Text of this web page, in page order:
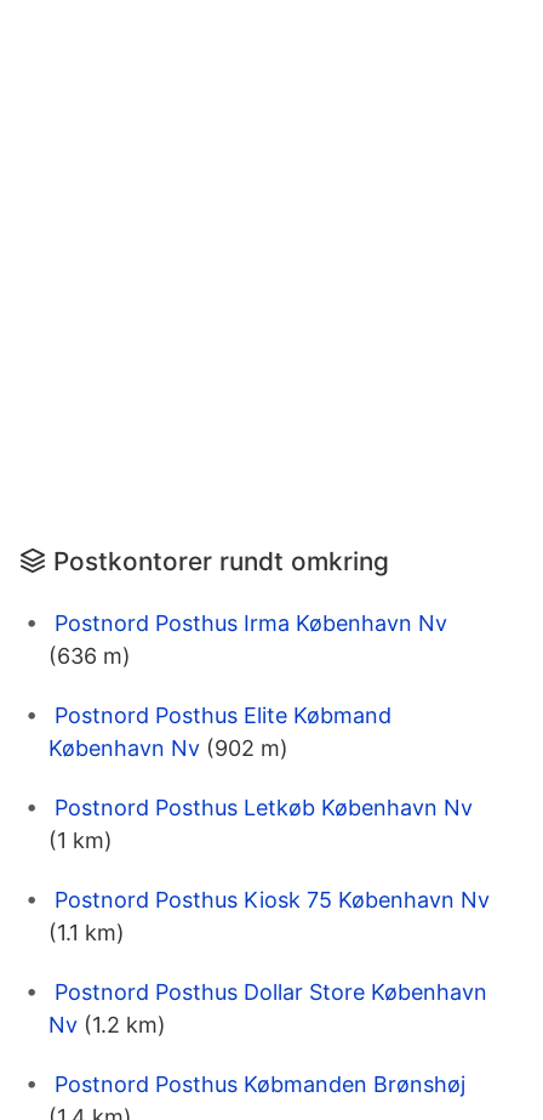
Postkontorer rundt omkring
Postnord Posthus Irma København Nv
(636 m)
Postnord Posthus Elite Købmand
København Nv (902 m)
Postnord Posthus Letkøb København Nv
(1 km)
Postnord Posthus Kiosk 75 København Nv
(1.1 km)
Postnord Posthus Dollar Store København
Nv (1.2 km)
Postnord Posthus Købmanden Brønshøj